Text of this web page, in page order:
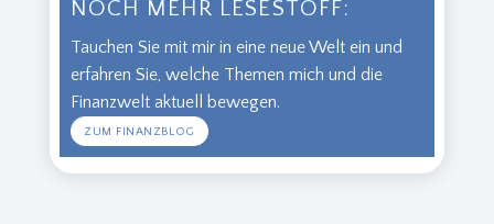
NOCH MEHR LESESTOFF:
Tauchen Sie mit mir in eine neue Welt ein und
erfahren Sie, welche Themen mich und die
Finanzwelt aktuell bewegen.
ZUM FINANZBLOG